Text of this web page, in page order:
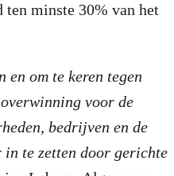
minste 30% van het
om te keren tegen
voor de
bedrijven en de
in te zetten door gerichte